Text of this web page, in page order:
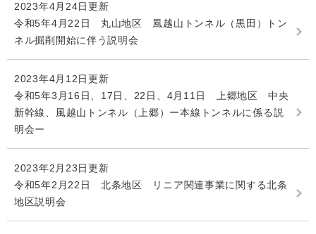
2023年4月24日更新
令和5年4月22日 丸山地区 風越山トンネル（黒田）トン
ネル掘削開始に伴う説明会
2023年4月12日更新
令和5年3月16日、17日、22日、4月11日 上郷地区 中央
新幹線、風越山トンネル（上郷）ー本線トンネルに係る説
明会ー
2023年2月23日更新
令和5年2月22日 北条地区 リニア関連事業に関する北条
地区説明会